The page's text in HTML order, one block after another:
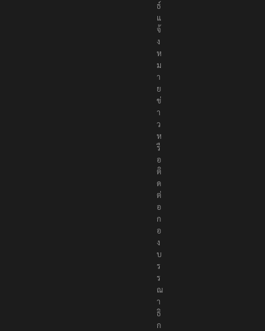
ธ์
แ
จ้
ง
ห
ม
า
ย
ข่
า
ว
ห
รื
อ
ติ
ด
ต่
อ
ก
อ
ง
บ
ร
ร
ณ
า
ธิ
ก